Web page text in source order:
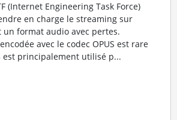
(Internet Engineering Task Force)
en charge le streaming sur
un format audio avec pertes.
avec le codec OPUS est rare
est principalement utilisé p...